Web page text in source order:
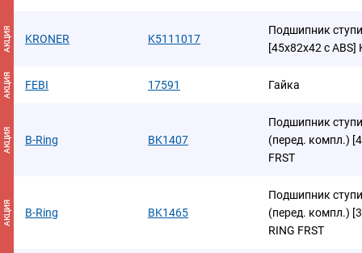
АКЦИЯ KRONER K5111017
Подшипник
[45x82x42 с ABS]
АКЦИЯ FEBI 17591 Гайка
АКЦИЯ B-Ring BK1407
Подшипник
(перед. компл.)
FRST
АКЦИЯ B-Ring BK1465
Подшипник
(перед. компл.)
RING FRST